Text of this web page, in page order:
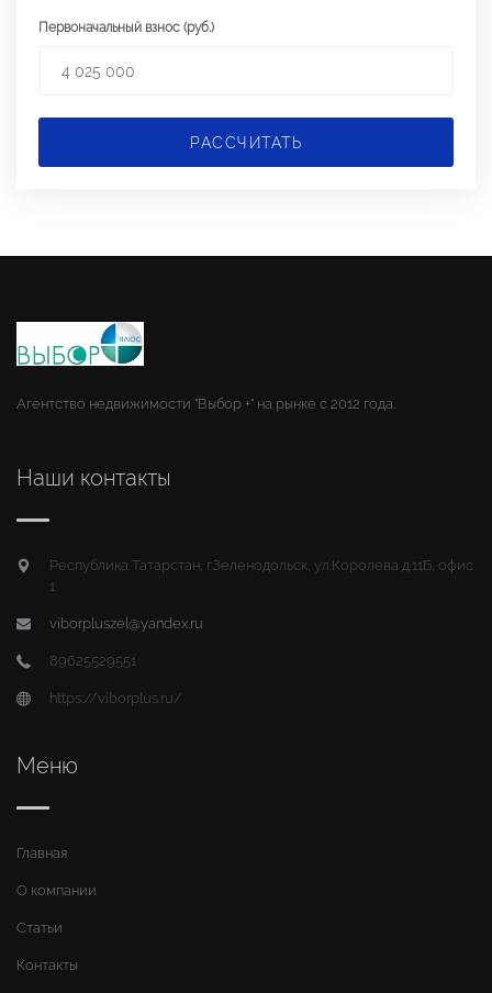
Первоначальный взнос (руб.)
РАССЧИТАТЬ
Агентство недвижимости "Выбор +" на рынке с 2012 года.
Наши контакты
Республика Татарстан, г.Зеленодольск, ул.Королева д.11Б, офис
1
viborpluszel@yandex.ru
89625529551
https://viborplus.ru/
Меню
Главная
О компании
Статьи
Контакты